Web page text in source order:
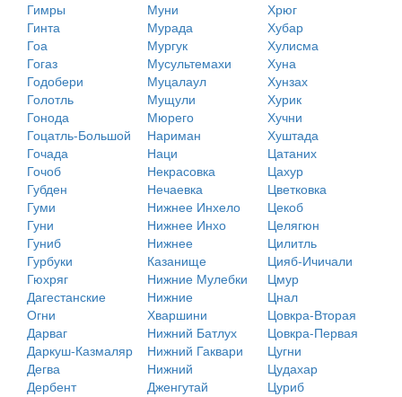
Гимры
Гинта
Гоа
Гогаз
Годобери
Голотль
Гонода
Гоцатль-Большой
Гочада
Гочоб
Губден
Гуми
Гуни
Гуниб
Гурбуки
Гюхряг
Дагестанские
Огни
Дарваг
Даркуш-Казмаляр
Дегва
Дербент
Муни
Мурада
Мургук
Мусультемахи
Муцалаул
Мущули
Мюрего
Нариман
Наци
Некрасовка
Нечаевка
Нижнее Инхело
Нижнее Инхо
Нижнее
Казанище
Нижние Мулебки
Нижние
Хваршини
Нижний Батлух
Нижний Гаквари
Нижний
Дженгутай
Хрюг
Хубар
Хулисма
Хуна
Хунзах
Хурик
Хучни
Хуштада
Цатаних
Цахур
Цветковка
Цекоб
Целягюн
Цилитль
Цияб-Ичичали
Цмур
Цнал
Цовкра-Вторая
Цовкра-Первая
Цугни
Цудахар
Цуриб